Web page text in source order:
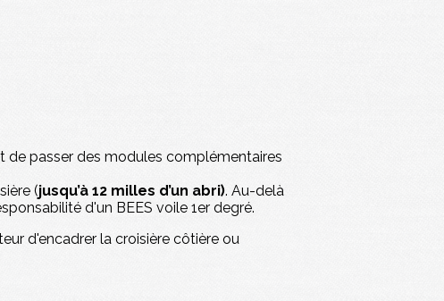
de passer des modules complémentaires
(jusqu’à 12 milles d’un abri). Au-delà
d'un BEES voile 1er degré.
d'encadrer la croisière côtière ou